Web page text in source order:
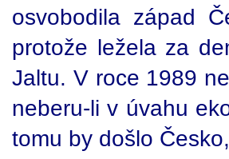
osvobodila západ
protože ležela za
Jaltu. V roce 1989
neberu-li v úvahu
tomu by došlo